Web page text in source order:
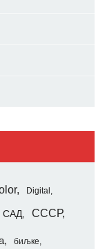
Digital
САД СССР
биљке